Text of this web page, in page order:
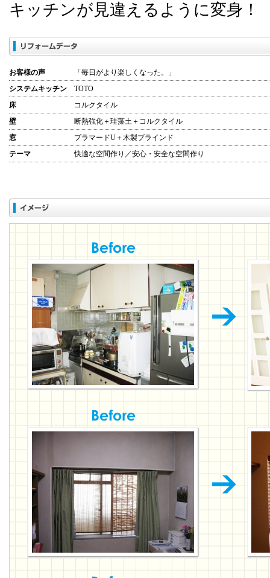
キッチンが見違えるように変身！
お客様の声
「毎日がより楽しくなった。」
システムキッチン
TOTO
床
コルクタイル
壁
断熱強化＋珪藻土＋コルクタイル
窓
プラマードU＋木製ブラインド
テーマ
快適な空間作り／安心・安全な空間作り